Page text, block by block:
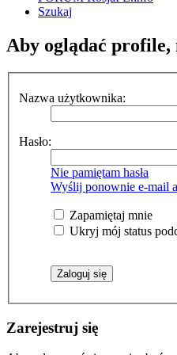
Szukaj
Aby oglądać profile,
Nazwa użytkownika:
Hasło:
Nie pamiętam hasła
Wyślij ponownie e-mail
Zapamiętaj mnie
Ukryj mój status
Zarejestruj się